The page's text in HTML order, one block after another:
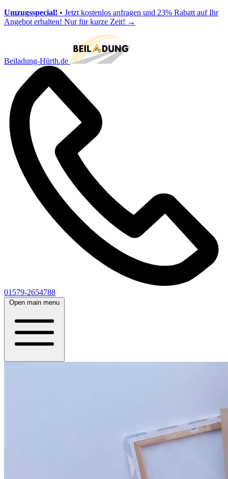
Umzugsspecial! • Jetzt kostenlos anfragen und 23% Rabatt auf Ihr
Angebot erhalten! Nur für kurze Zeit! →
Beiladung-Hürth.de
01579-2654788
Open main menu